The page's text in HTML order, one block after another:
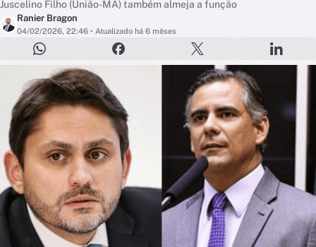
Juscelino Filho (União-MA) também almeja a função
Ranier Bragon
04/02/2026, 22:46 • Atualizado há 6 mêses